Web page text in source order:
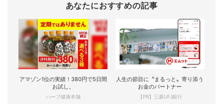
あなたにおすすめの記事
アマゾン1位の実績！380円で5日間
お試し。
ハーブ健康本舗
人生の節目に〝まるっと〟寄り添う
お金のパートナー
【PR】三菱UFJ銀行